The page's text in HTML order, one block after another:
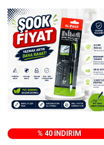
% 40 İNDİRİM